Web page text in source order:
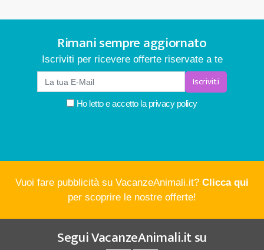
Rimani sempre aggiornato
Iscriviti per ricevere offerte riservate a te
Iscriviti
Ho letto e accetto la privacy policy
Vuoi fare pubblicità su VacanzeAnimali.it? Clicca qui
per scoprire le nostre offerte!
SeguiVacanzeAnimali.itsu